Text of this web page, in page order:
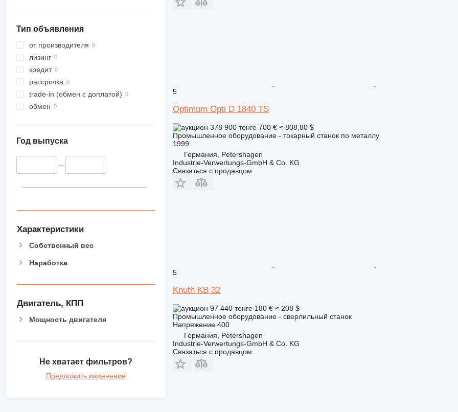
Тип объявления
от производителя
лизинг
кредит
рассрочка
trade-in (обмен с доплатой)
обмен
Год выпуска
–
Характеристики
Собственный вес
Наработка
Двигатель, КПП
Мощность двигателя
Не хватает фильтров?
Предложить изменение
5
Optimum Opti D 1840 TS
378 900 тенге 700 € ≈ 808,80 $
Промышленное оборудование - токарный станок по металлу
1999
Германия, Petershagen
Industrie-Verwertungs-GmbH & Co. KG
Связаться с продавцом
5
Knuth KB 32
97 440 тенге 180 € ≈ 208 $
Промышленное оборудование - сверлильный станок
Напряжение 400
Германия, Petershagen
Industrie-Verwertungs-GmbH & Co. KG
Связаться с продавцом